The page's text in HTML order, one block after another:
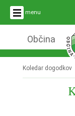
menu
Občina
Koledar dogodkov